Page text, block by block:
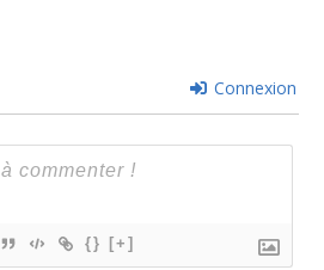
Connexion
{} [+]